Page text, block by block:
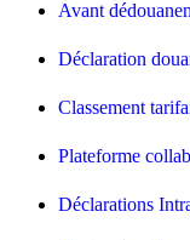
Avant
Déclaration
Classement
Plateforme
Déclarations